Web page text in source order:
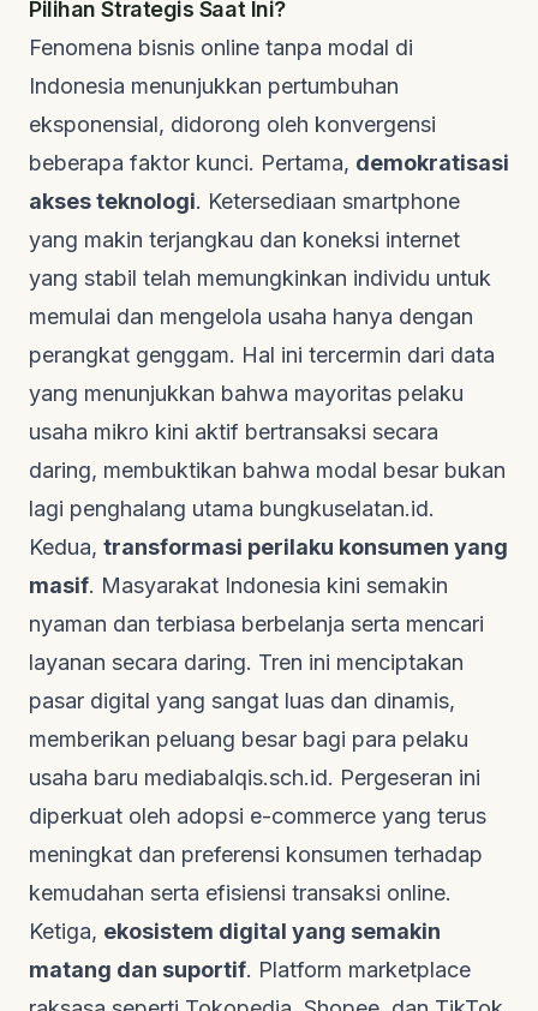
Pilihan Strategis Saat Ini?
Fenomena bisnis online tanpa modal di
Indonesia menunjukkan pertumbuhan
eksponensial, didorong oleh konvergensi
beberapa faktor kunci. Pertama, demokratisasi
akses teknologi. Ketersediaan smartphone
yang makin terjangkau dan koneksi internet
yang stabil telah memungkinkan individu untuk
memulai dan mengelola usaha hanya dengan
perangkat genggam. Hal ini tercermin dari data
yang menunjukkan bahwa mayoritas pelaku
usaha mikro kini aktif bertransaksi secara
daring, membuktikan bahwa modal besar bukan
lagi penghalang utama bungkuselatan.id.
Kedua, transformasi perilaku konsumen yang
masif. Masyarakat Indonesia kini semakin
nyaman dan terbiasa berbelanja serta mencari
layanan secara daring. Tren ini menciptakan
pasar digital yang sangat luas dan dinamis,
memberikan peluang besar bagi para pelaku
usaha baru mediabalqis.sch.id. Pergeseran ini
diperkuat oleh adopsi e-commerce yang terus
meningkat dan preferensi konsumen terhadap
kemudahan serta efisiensi transaksi online.
Ketiga, ekosistem digital yang semakin
matang dan suportif. Platform marketplace